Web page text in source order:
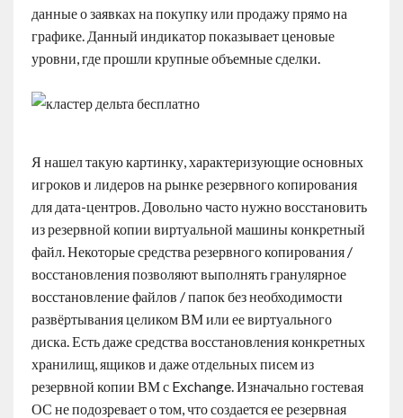
данные о заявках на покупку или продажу прямо на
графике. Данный индикатор показывает ценовые
уровни, где прошли крупные объемные сделки.
Я нашел такую картинку, характеризующие основных
игроков и лидеров на рынке резервного копирования
для дата-центров. Довольно часто нужно восстановить
из резервной копии виртуальной машины конкретный
файл. Некоторые средства резервного копирования /
восстановления позволяют выполнять гранулярное
восстановление файлов / папок без необходимости
развёртывания целиком ВМ или ее виртуального
диска. Есть даже средства восстановления конкретных
хранилищ, ящиков и даже отдельных писем из
резервной копии ВМ с Exchange. Изначально гостевая
ОС не подозревает о том, что создается ее резервная